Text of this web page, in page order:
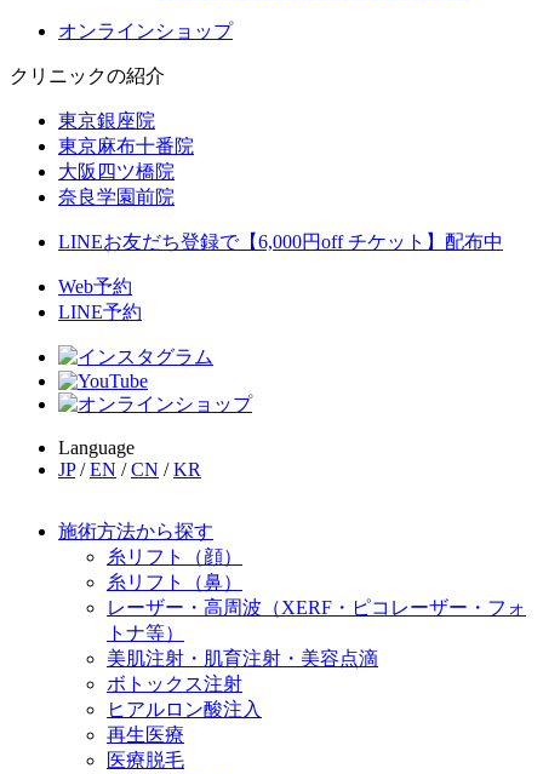
オンラインショップ
クリニックの紹介
東京銀座院
東京麻布十番院
大阪四ツ橋院
奈良学園前院
LINEお友だち登録で【6,000円off チケット】配布中
Web予約
LINE予約
Language
JP / EN / CN / KR
施術方法から探す
糸リフト（顔）
糸リフト（鼻）
レーザー・高周波（XERF・ピコレーザー・フォ
トナ等）
美肌注射・肌育注射・美容点滴
ボトックス注射
ヒアルロン酸注入
再生医療
医療脱毛